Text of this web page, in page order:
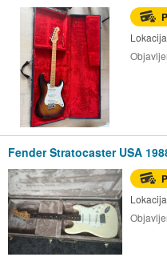
Fender Stratocaster USA